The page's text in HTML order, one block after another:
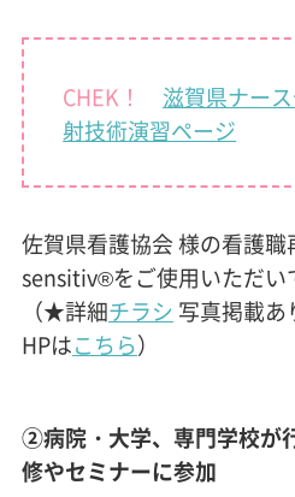
CHEK！ 滋賀県ナー
射技術演習ページ
佐賀県看護協会 様の看護
sensitiv®をご使用いただい
（★詳細チラシ 写真掲載
HPはこちら）
②病院・大学、専門学校が
修やセミナーに参加